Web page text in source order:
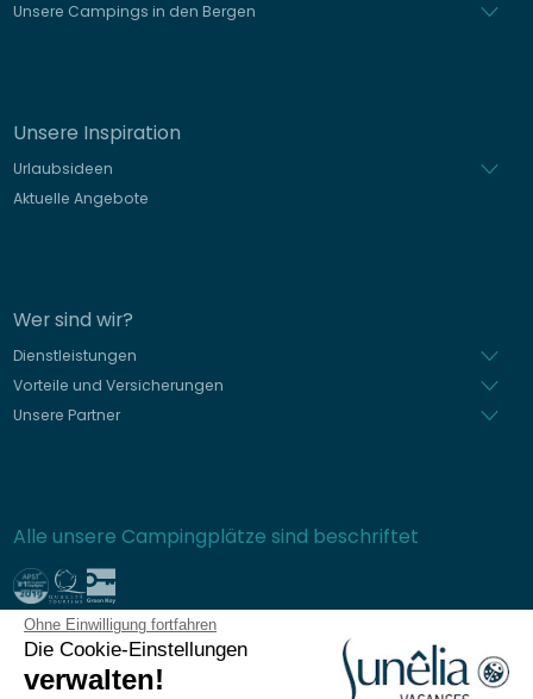
Ohne Einwilligung fortfahren
Die Cookie-Einstellungen
verwalten!
Unsere Campings in den Bergen
Unsere Inspiration
Urlaubsideen
Aktuelle Angebote
Wer sind wir?
Dienstleistungen
Vorteile und Versicherungen
Unsere Partner
Alle unsere Campingplätze sind beschriftet
Sichere Bezahlung